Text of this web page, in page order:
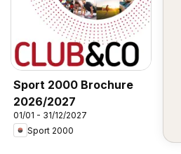
Sport 2000 Brochure
2026/2027
01/01 - 31/12/2027
Sport 2000